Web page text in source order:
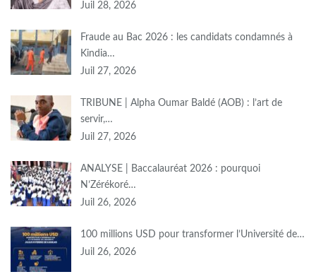
Juil 28, 2026
Fraude au Bac 2026 : les candidats condamnés à
Kindia…
Juil 27, 2026
TRIBUNE | Alpha Oumar Baldé (AOB) : l’art de
servir,…
Juil 27, 2026
ANALYSE | Baccalauréat 2026 : pourquoi
N’Zérékoré…
Juil 26, 2026
100 millions USD pour transformer l’Université de…
Juil 26, 2026